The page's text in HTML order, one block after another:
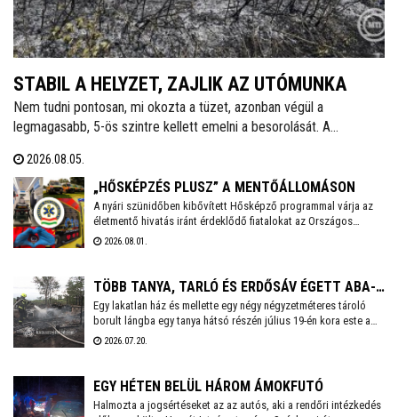
STABIL A HELYZET, ZAJLIK AZ UTÓMUNKA
Nem tudni pontosan, mi okozta a tüzet, azonban végül a
legmagasabb, 5-ös szintre kellett emelni a besorolását. A
kockázatott jelentett - tájékoztatott közösségi oldalán dr. Cser-
Palkovics András polgármester. A környék két utcáiból hatvanegy
embert menekítettek ki, őket már visszaengedték otthonukba.
2026.08.05.
„HŐSKÉPZÉS PLUSZ” A MENTŐÁLLOMÁSON
A nyári szünidőben kibővített Hősképző programmal várja az
életmentő hivatás iránt érdeklődő fiatalokat az Országos
Mentőszolgálat. Életmentő kiképzés, élményprogram,
program, amelyre előzetesen kell jelentkezni a
czako.attila@mentok.hu email címen.
2026.08.01.
TÖBB TANYA, TARLÓ ÉS ERDŐSÁV ÉGETT ABA-
BELSŐBÁRÁNDNÁL
Egy lakatlan ház és mellette egy négy négyzetméteres tároló
borult lángba egy tanya hátsó részén július 19-én kora este a
63-as főút mellett, Aba-Belsőbárándnál. Az erős szélben a tűz
tárolt lom is meggyulladt.
2026.07.20.
EGY HÉTEN BELÜL HÁROM ÁMOKFUTÓ
Halmozta a jogsértéseket az az autós, aki a rendőri intézkedés